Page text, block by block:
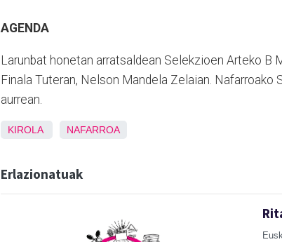
AGENDA
Larunbat honetan arratsaldean Selekzioen Arteko B
Finala Tuteran, Nelson Mandela Zelaian. Nafarroako
aurrean.
KIROLA NAFARROA
Erlazionatuak